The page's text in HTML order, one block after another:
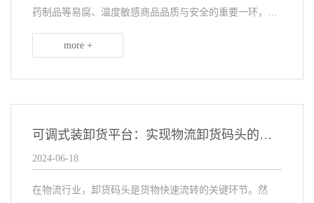
药制品等易腐、温度敏感商品品质与安全的重要一环，其
重要性日益凸显。而冷链物流装卸货平台，作为连接仓库
与运输车辆的桥梁，更是这一链条中不可或缺的关键节
more +
可调式装卸货平台：实现物流卸货码头的高效对接
2024-06-18
在物流行业，卸货码头是货物快速流转的关键环节。然